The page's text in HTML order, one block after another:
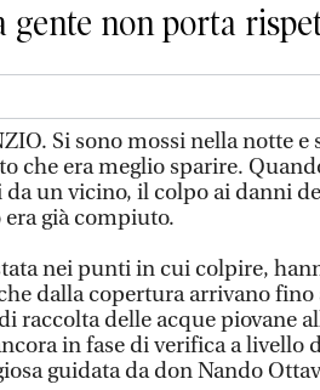
gente non porta
Si sono mossi nella notte e
che era meglio sparire.
un vicino, il colpo ai danni
già compiuto.
nei punti in cui colpire,
dalla copertura arrivano fino
raccolta delle acque piovane
in fase di verifica a livello
guidata da don Nando